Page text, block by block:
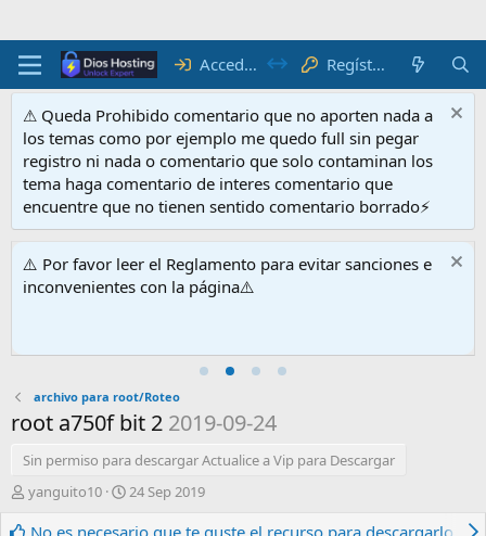
Acceder Regístrate
⚠ Queda Prohibido comentario que no aporten nada a
los temas como por ejemplo me quedo full sin pegar
registro ni nada o comentario que solo contaminan los
tema haga comentario de interes comentario que
encuentre que no tienen sentido comentario borrado⚡
⚠️ Por favor leer el Reglamento para evitar sanciones e
inconvenientes con la página⚠️
archivo para root/Roteo
root a750f bit 2 2019-09-24
Sin permiso para descargar Actualice a Vip para Descargar
A
t
yanguito10
F
c
24 Sep 2019